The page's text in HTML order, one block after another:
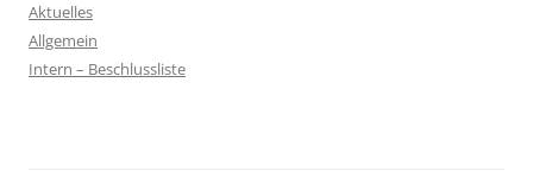
Aktuelles
Allgemein
Intern – Beschlussliste